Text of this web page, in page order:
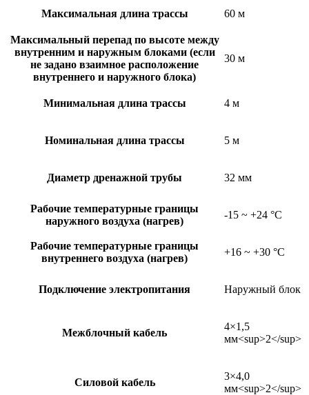
Максимальная длина трассы 60 м
Максимальный перепад по высоте между
внутренним и наружным блоками (если
не задано взаимное расположение
внутреннего и наружного блока)
30 м
Минимальная длина трассы 4 м
Номинальная длина трассы 5 м
Диаметр дренажной трубы 32 мм
Рабочие температурные границы
наружного воздуха (нагрев)
-15 ~ +24 °C
Рабочие температурные границы
внутреннего воздуха (нагрев)
+16 ~ +30 °C
Подключение электропитания Наружный блок
Межблочный кабель
4×1,5
мм<sup>2</sup>
Силовой кабель
3×4,0
мм<sup>2</sup>